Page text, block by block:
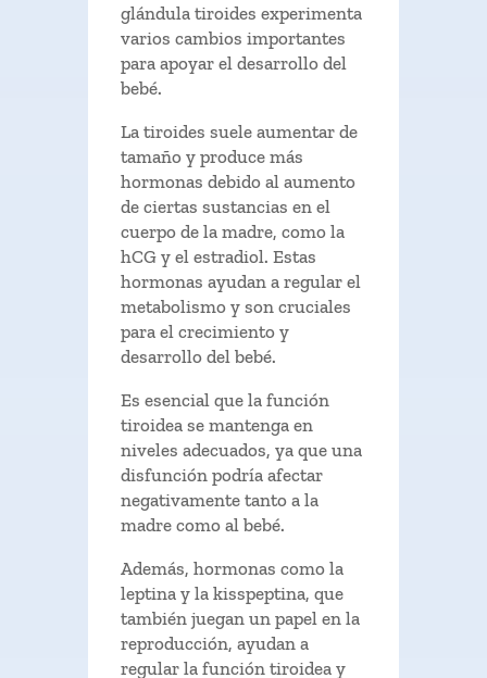
glándula tiroides experimenta
varios cambios importantes
para apoyar el desarrollo del
bebé.
La tiroides suele aumentar de
tamaño y produce más
hormonas debido al aumento
de ciertas sustancias en el
cuerpo de la madre, como la
hCG y el estradiol. Estas
hormonas ayudan a regular el
metabolismo y son cruciales
para el crecimiento y
desarrollo del bebé.
Es esencial que la función
tiroidea se mantenga en
niveles adecuados, ya que una
disfunción podría afectar
negativamente tanto a la
madre como al bebé.
Además, hormonas como la
leptina y la kisspeptina, que
también juegan un papel en la
reproducción, ayudan a
regular la función tiroidea y